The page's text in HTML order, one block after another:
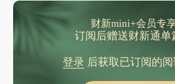
财新mini+会员专
订阅后赠送财新通单
登录后获取已订阅的阅